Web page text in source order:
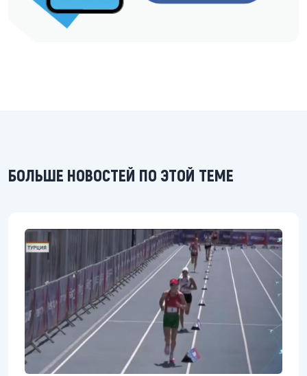
БОЛЬШЕ НОВОСТЕЙ ПО ЭТОЙ ТЕМЕ